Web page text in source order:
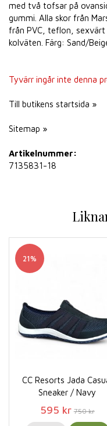
med två tofsar på
gummi. Alla skor från
från PVC, teflon, sexvärt
kolväten. Färg: Sand/
Tyvärr ingår inte denna
Till butikens startsida »
Sitemap »
Artikelnummer:
7135831-18
21%
CC Resorts Jada
Sneaker / Navy
595 kr 750 kr